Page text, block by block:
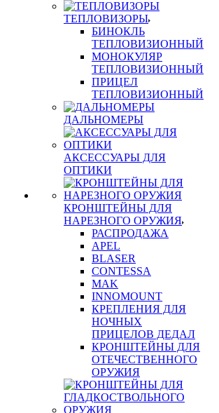
ТЕПЛОВИЗОРЫ
БИНОКЛЬ
ТЕПЛОВИЗИОННЫЙ
МОНОКУЛЯР
ТЕПЛОВИЗИОННЫЙ
ПРИЦЕЛ
ТЕПЛОВИЗИОННЫЙ
ДАЛЬНОМЕРЫ
АКСЕССУАРЫ ДЛЯ
ОПТИКИ
КРОНШТЕЙНЫ ДЛЯ
НАРЕЗНОГО ОРУЖИЯ
РАСПРОДАЖА
APEL
BLASER
CONTESSA
MAK
INNOMOUNT
КРЕПЛЕНИЯ ДЛЯ
НОЧНЫХ
ПРИЦЕЛОВ ДЕДАЛ
КРОНШТЕЙНЫ ДЛЯ
ОТЕЧЕСТВЕННОГО
ОРУЖИЯ